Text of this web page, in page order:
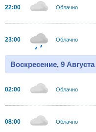
22:00 Облачно
23:00 Облачно
Воскресение, 9 Августа
02:00 Облачно
08:00 Облачно